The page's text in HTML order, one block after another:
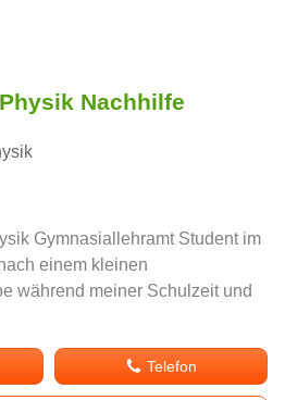
Nachhilfe
Gymnasiallehramt Student im
einem kleinen
während meiner Schulzeit und
Telefon